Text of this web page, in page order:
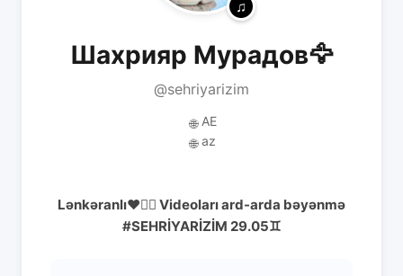
Шахрияр Мурадов🦅
@sehriyarizim
🌐 AE
🌐 az
Lənkəranlı❤️✊🏼 Videoları ard-arda bəyənmə
#SEHRİYARİZİM 29.05♊️